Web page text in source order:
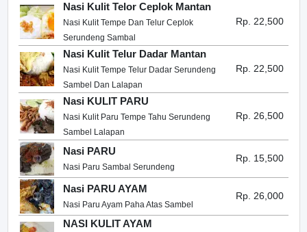
Nasi Kulit Telor Ceplok Mantan
Nasi Kulit Tempe Dan Telur Ceplok
Serundeng Sambal
Rp. 22,500
Nasi Kulit Telur Dadar Mantan
Nasi Kulit Tempe Telur Dadar Serundeng
Sambel Dan Lalapan
Rp. 22,500
Nasi KULIT PARU
Nasi Kulit Paru Tempe Tahu Serundeng
Sambel Lalapan
Rp. 26,500
Nasi PARU
Nasi Paru Sambal Serundeng
Rp. 15,500
Nasi PARU AYAM
Nasi Paru Ayam Paha Atas Sambel
Rp. 26,000
NASI KULIT AYAM